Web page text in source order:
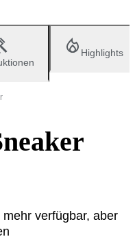
Highlights
verfügbar, aber